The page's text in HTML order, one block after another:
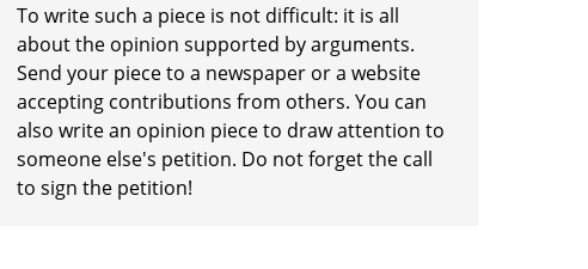
To write such a piece is not difficult: it is all
about the opinion supported by arguments.
Send your piece to a newspaper or a website
accepting contributions from others. You can
also write an opinion piece to draw attention to
someone else's petition. Do not forget the call
to sign the petition!